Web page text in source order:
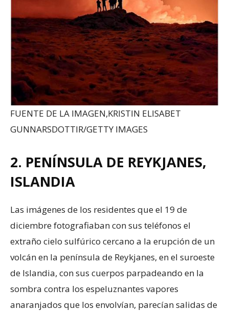
FUENTE DE LA IMAGEN,KRISTIN ELISABET
GUNNARSDOTTIR/GETTY IMAGES
2. PENÍNSULA DE REYKJANES,
ISLANDIA
Las imágenes de los residentes que el 19 de
diciembre fotografiaban con sus teléfonos el
extraño cielo sulfúrico cercano a la erupción de un
volcán en la península de Reykjanes, en el suroeste
de Islandia, con sus cuerpos parpadeando en la
sombra contra los espeluznantes vapores
anaranjados que los envolvían, parecían salidas de